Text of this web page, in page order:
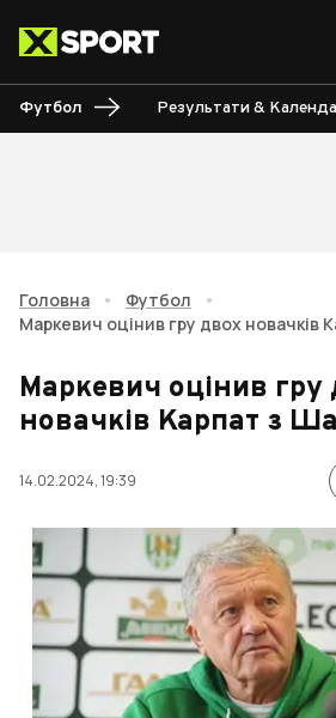
Футбол Результати &
Головна • Футбол
•
Маркевич оцінив гру двох новачків
Маркевич оцінив гру
новачків Карпат з
14.02.2024, 19:39